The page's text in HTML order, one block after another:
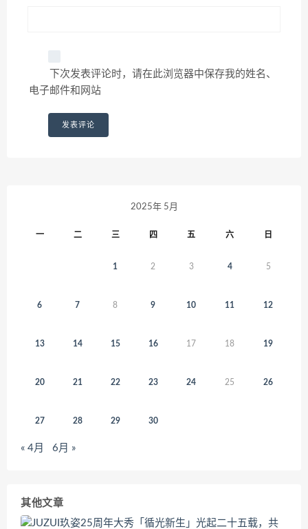
下次发表评论时，请在此浏览器中保存我的姓名、
电子邮件和网站
2025年 5月
一 二 三 四 五 六 日
1 2 3 4 5
6 7 8 9 10 11 12
13 14 15 16 17 18 19
20 21 22 23 24 25 26
27 28 29 30
« 4月 6月 »
其他文章